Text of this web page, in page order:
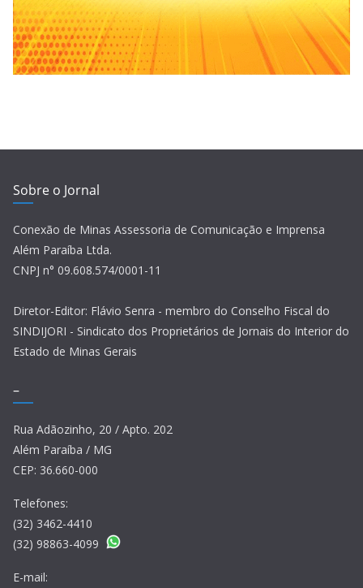
Sobre o Jornal
Conexão de Minas Assessoria de Comunicação e Imprensa
Além Paraíba Ltda.
CNPJ n° 09.608.574/0001-11
Diretor-Editor: Flávio Senra - membro do Conselho Fiscal do
SINDIJORI - Sindicato dos Proprietários de Jornais do Interior do
Estado de Minas Gerais
–
Rua Adãozinho, 20 / Apto. 202
Além Paraíba / MG
CEP: 36.660-000
Telefones:
(32) 3462-4410
(32) 98863-4099
E-mail: